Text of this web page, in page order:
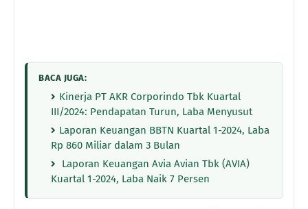
BACA JUGA:
Kinerja PT AKR Corporindo Tbk Kuartal
III/2024: Pendapatan Turun, Laba Menyusut
Laporan Keuangan BBTN Kuartal 1-2024, Laba
Rp 860 Miliar dalam 3 Bulan
Laporan Keuangan Avia Avian Tbk (AVIA)
Kuartal 1-2024, Laba Naik 7 Persen